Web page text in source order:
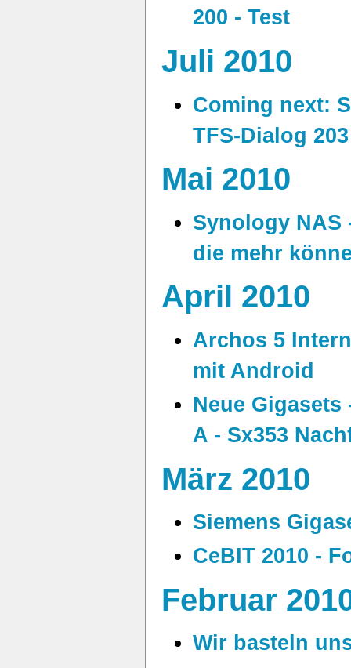
200 - Test
Juli 2010
Coming next:
TFS-Dialog 203
Mai 2010
Synology NAS
die mehr
April 2010
Archos 5
mit Android
Neue Gigasets
A - Sx353
März 2010
Siemens
CeBIT 2010 -
Februar
Wir basteln